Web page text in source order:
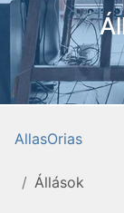
AllasOrias
Állások